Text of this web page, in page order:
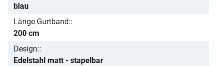
blau
Länge Gurtband:
200 cm
Design:
Edelstahl matt - stapelbar